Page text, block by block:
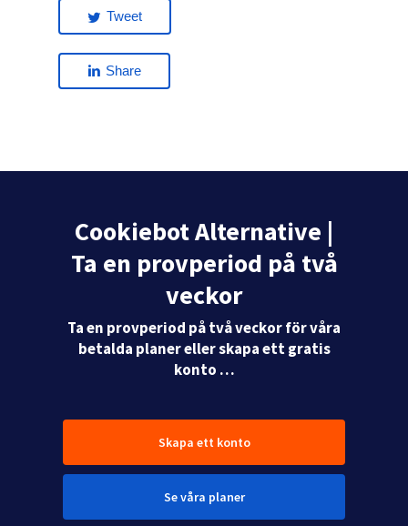
Tweet
Share
Cookiebot Alternative |
Ta en provperiod på två
veckor
Ta en provperiod på två veckor för våra
betalda planer eller skapa ett gratis
konto …
Skapa ett konto
Se våra planer